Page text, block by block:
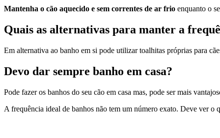
Mantenha o cão aquecido e sem correntes de ar frio enquanto o
Quais as alternativas para manter a
Em alternativa ao banho em si pode utilizar toalhitas próprias para
Devo dar sempre banho em casa?
Pode fazer os banhos do seu cão em casa mas, pode ser mais
A frequência ideal de banhos não tem um número exato. Deve ver